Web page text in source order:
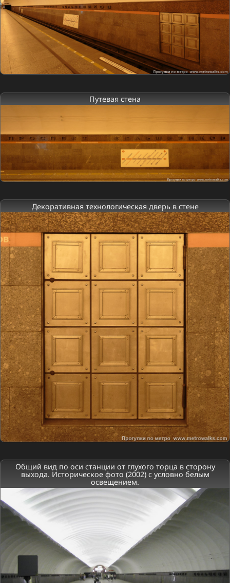
Путевая стена
Декоративная технологическая дверь в стене
Общий вид по оси станции от глухого торца в сторону
выхода. Историческое фото (2002) с условно белым
освещением.